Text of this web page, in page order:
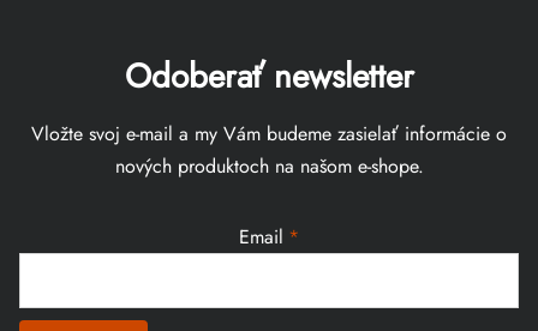
Odoberať newsletter
Vložte svoj e-mail a my Vám budeme zasielať informácie o
nových produktoch na našom e-shope.
Email